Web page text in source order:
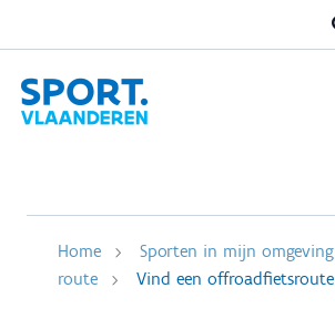
Home Sporten in mijn omgeving
route
Vind een offroadfietsroute